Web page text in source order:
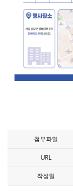
첨부파일
URL
작성일